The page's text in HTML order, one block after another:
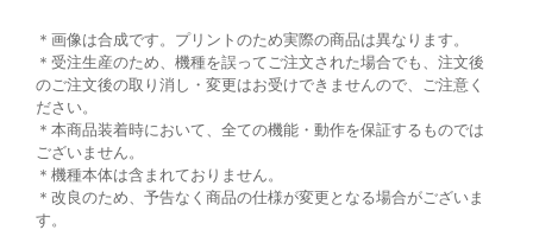
＊画像は合成です。プリントのため実際の商品は異なります。
＊受注生産のため、機種を誤ってご注文された場合でも、注文後
のご注文後の取り消し・変更はお受けできませんので、ご注意く
ださい。
＊本商品装着時において、全ての機能・動作を保証するものでは
ございません。
＊機種本体は含まれておりません。
＊改良のため、予告なく商品の仕様が変更となる場合がございま
す。